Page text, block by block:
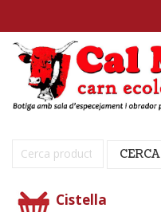
Cerca: CERCA
Cistella